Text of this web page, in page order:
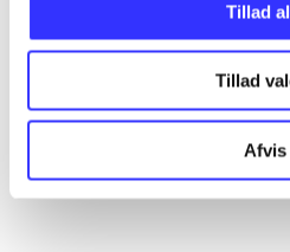
Tillad
Tillad
Afvis
Alle registrerede artikler
...
...